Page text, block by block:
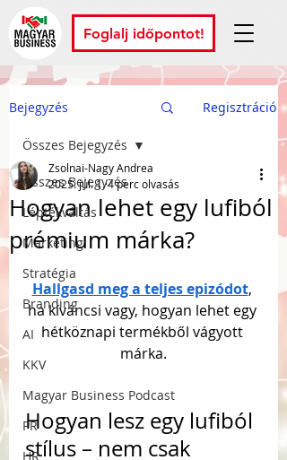
Foglalj időpontot!
Bejegyzés Regisztráció
Összes Bejegyzés
Léptékváltás
Marketing
Stratégia
Branding
AI
KKV
Magyar Business Podcast
PR
HR
Összes Bejegyzés
Hogyan lehet egy lufiból
prémium márka?
Zsolnai-Nagy Andrea
2025. júl. 1.4 perc olvasás
Hallgasd meg a teljes epizódot,
ha kíváncsi vagy, hogyan lehet egy
hétköznapi termékből vágyott
márka.
Hogyan lesz egy lufiból
stílus – nem csak